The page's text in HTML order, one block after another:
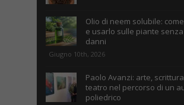
Olio di neem solubile:
e usarlo sulle piante
danni
Giugno 10th, 2026
Paolo Avanzi: arte,
teatro nel percorso di un
poliedrico